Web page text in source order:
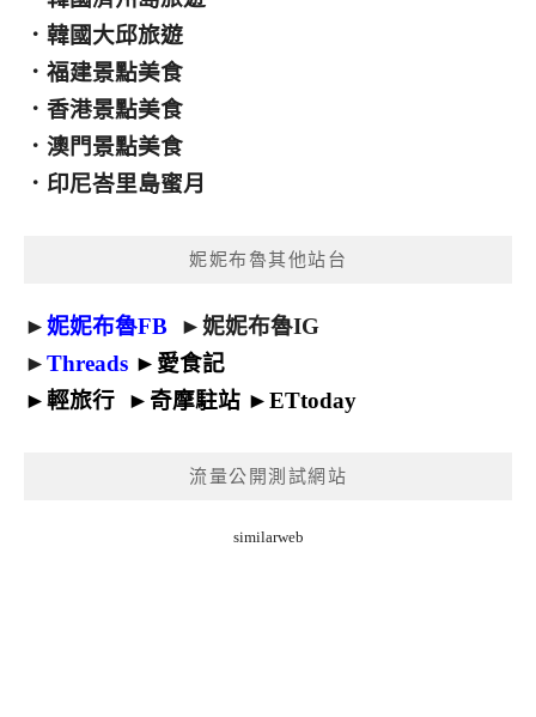
． 韓國大邱旅遊
． 福建景點美食
． 香港景點美食
． 澳門景點美食
． 印尼峇里島蜜月
妮妮布魯其他站台
►妮妮布魯FB ►妮妮布魯IG
►Threads ► 愛食記
►輕旅行 ► 奇摩駐站 ►ETtoday
流量公開測試網站
similarweb